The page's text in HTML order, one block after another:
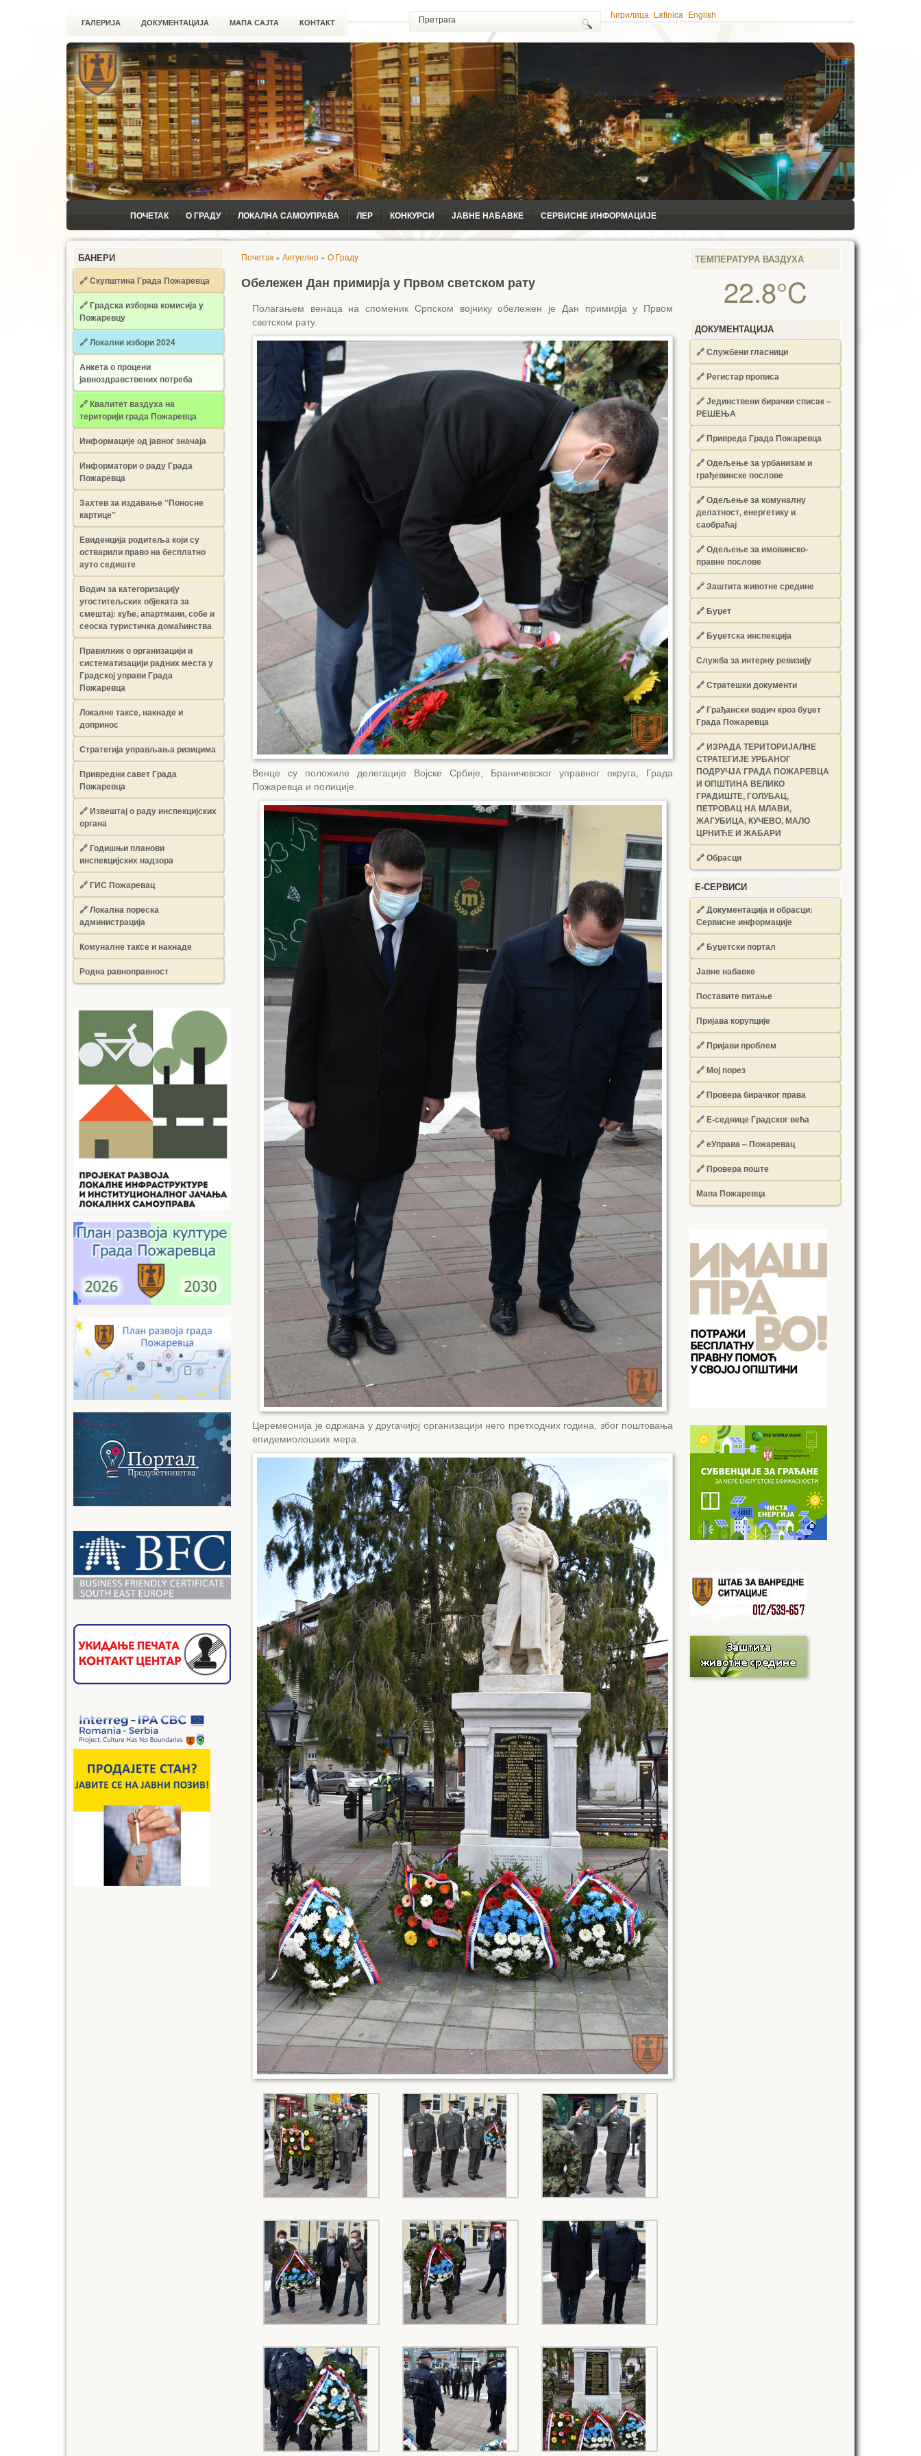
ГАЛЕРИЈА ДОКУМЕНТАЦИЈА МАПА САЈТА КОНТАКТ
ћирилица Latinica English
ПОЧЕТАК О ГРАДУ ЛОКАЛНА САМОУПРАВА ЛЕР КОНКУРСИ ЈАВНЕ НАБАВКЕ СЕРВИСНЕ ИНФОРМАЦИЈЕ
БАНЕРИ
🔗 Скупштина Града Пожаревца
🔗Градска изборна комисија у
Пожаревцу
🔗 Локални избори 2024
Анкета о процени
јавноздравствених потреба
🔗 Квалитет ваздуха на
територији града Пожаревца
Информације од јавног значаја
Информатори о раду Града
Пожаревца
Захтев за издавање “Поносне
картице”
Евиденција родитеља који су
остварили право на бесплатно
ауто седиште
Водич за категоризацију
угоститељских објеката за
смештај: куће, апартмани, собе и
сеоска туристичка домаћинства
Правилник о организацији и
систематизацији радних места у
Градској управи Града
Пожаревца
Локалне таксе, накнаде и
допринос
Стратегија управљања ризицима
Привредни савет Града
Пожаревца
🔗Извештај о раду инспекцијских
органа
🔗Годишњи планови
инспекцијских надзора
🔗 ГИС Пожаревац
🔗 Локална пореска
администрација
Комуналне таксе и накнаде
Родна равноправност
Почетак » Актуелно » О Граду
Обележен Дан примирја у Првом светском рату
Полагањем венаца на споменик Српском војнику обележен је Дан примирја у Првом
светском рату.
Венце су положиле делегације Војске Србије, Браничевског управног округа, Града
Пожаревца и полиције.
Церемеонија је одржана у другачијој организацији него претходних година, због поштовања
епидемиолошких мера.
ТЕМПЕРАТУРА ВАЗДУХА
22.8°C
ДОКУМЕНТАЦИЈА
🔗Службени гласници
🔗Регистар прописа
🔗Јединствени бирачки списак –
РЕШЕЊА
🔗Привреда Града Пожаревца
🔗Одељење за урбанизам и
грађевинске послове
🔗Одељење за комуналну
делатност, енергетику и
саобраћај
🔗Одељење за имовинско-
правне послове
🔗Заштита животне средине
🔗Буџет
🔗Буџетска инспекција
Служба за интерну ревизију
🔗Стратешки документи
🔗Грађански водич кроз буџет
Града Пожаревца
🔗ИЗРАДА ТЕРИТОРИЈАЛНЕ
СТРАТЕГИЈЕ УРБАНОГ
ПОДРУЧЈА ГРАДА ПОЖАРЕВЦА
И ОПШТИНА ВЕЛИКО
ГРАДИШТЕ, ГОЛУБАЦ,
ПЕТРОВАЦ НА МЛАВИ,
ЖАГУБИЦА, КУЧЕВО, МАЛО
ЦРНИЋЕ И ЖАБАРИ
🔗Обрасци
Е-СЕРВИСИ
🔗 Документација и обрасци:
Сервисне информације
🔗 Буџетски портал
Јавне набавке
Поставите питање
Пријава корупције
🔗 Пријави проблем
🔗 Мој порез
🔗 Провера бирачког права
🔗 Е-седнице Градског већа
🔗 еУправа – Пожаревац
🔗 Провера поште
Мапа Пожаревца